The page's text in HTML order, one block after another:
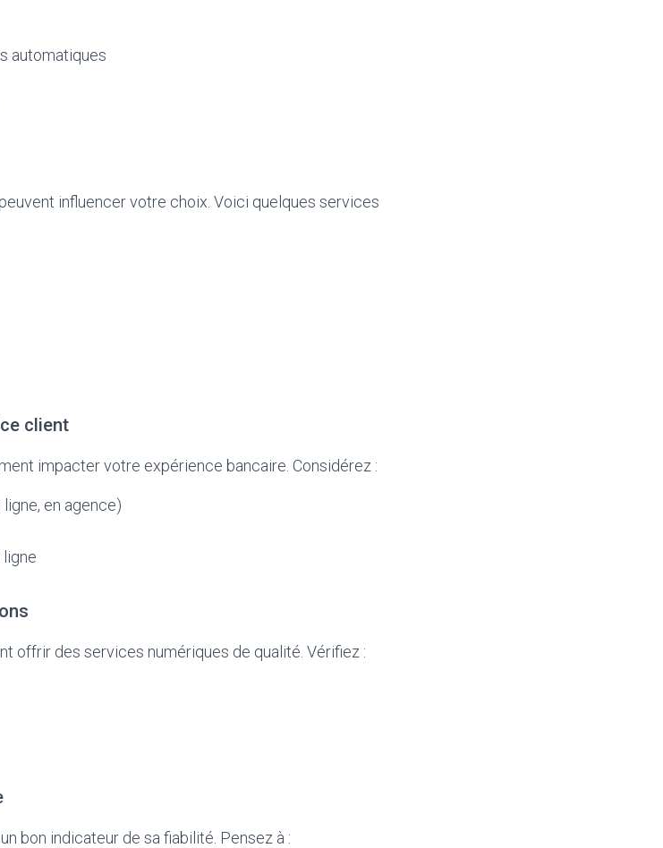
automatiques
influencer votre choix. Voici quelques services
client
impacter votre expérience bancaire. Considérez :
en agence)
offrir des services numériques de qualité. Vérifiez :
bon indicateur de sa fiabilité. Pensez à :